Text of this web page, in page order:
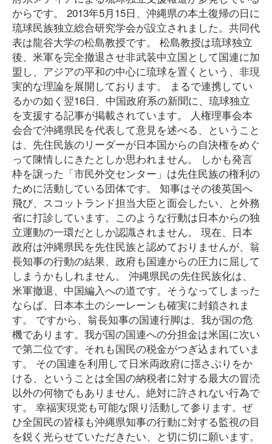
からです。 2013年5月15日、沖縄県の本土復帰の日に
琉球民族独立総合研究学会が設立されました。共同代
表は龍谷大学の松島教授です。 松島教授は琉球独立
後、米軍を完全撤退させ非武装中立国として国連に加
盟し、アジアの平和の中心に琉球を置くという、非現
実的な理論を展開しております。 まるで連携してい
るかの如く翌16日、中国政府系の新聞に、琉球独立
を支援する記事が掲載されています。 人権理事会本
会合で沖縄県民を代表して意見を述べる、ということ
は、先住民族のリーダーが日本国からの自決権をめぐ
って陳情しにきたとしか思われません。 しかも発言
枠を譲った「市民外交センター」は先住民族の権利の
ために活動している団体です。 知事はその後英国へ
飛び、スコットランド担当大臣と面会したい、と外務
省に打診しています。このような行動は日本からの独
立運動の一環だとしか認識されません。 現在、日本
政府は沖縄県民を先住民族と認めておりませんが、翁
長知事の行動の結果、政府も国連からの圧力に屈して
しまうかもしれません。 沖縄県民の先住民族化は、
米軍撤退、中国編入への道です。そうなってしまった
ならば、日本本土のシーレーンも確実に封鎖されま
す。 ですから、翁長知事の国連行脚は、我が国の危
機であります。我が国の国連への分担金は米国に次い
で第二位です。それも国民の税金がつぎ込まれていま
す。 その国連を利用して日米両政府に揺さぶりをか
ける、ということは全国の納税者に対する最大の冒涜
以外の何物でもありません。絶対に許されない行為で
す。 幸福実現党も可能な限り活動して参ります。ぜ
ひ全国民の皆様も沖縄県知事の行動に対する監視の目
を鋭く光らせていただきたい、と切に切に願います。